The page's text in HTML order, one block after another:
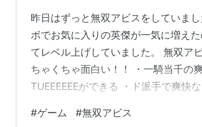
昨日はずっと無双アビスをしていま
ボでお気に入りの英傑が一気に増え
てレベル上げしていました。 無双ア
ちゃくちゃ面白い！！ ・一騎当千の
TUEEEEEEができる ・ド派手で爽快
揃える頭を使う麻雀的な面白さ ・毎
#ゲーム #無双アビス